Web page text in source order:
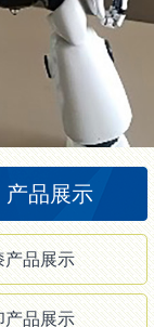
产品展示
产品展示
产品展示